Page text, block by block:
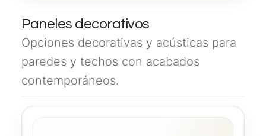
Paneles decorativos
Opciones decorativas y acústicas para
paredes y techos con acabados
contemporáneos.